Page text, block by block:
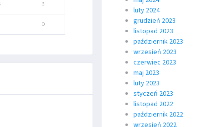
3
0
luty 2024
grudzień 2023
listopad 2023
październik 2023
wrzesień 2023
czerwiec 2023
maj 2023
luty 2023
styczeń 2023
listopad 2022
październik 2022
wrzesień 2022